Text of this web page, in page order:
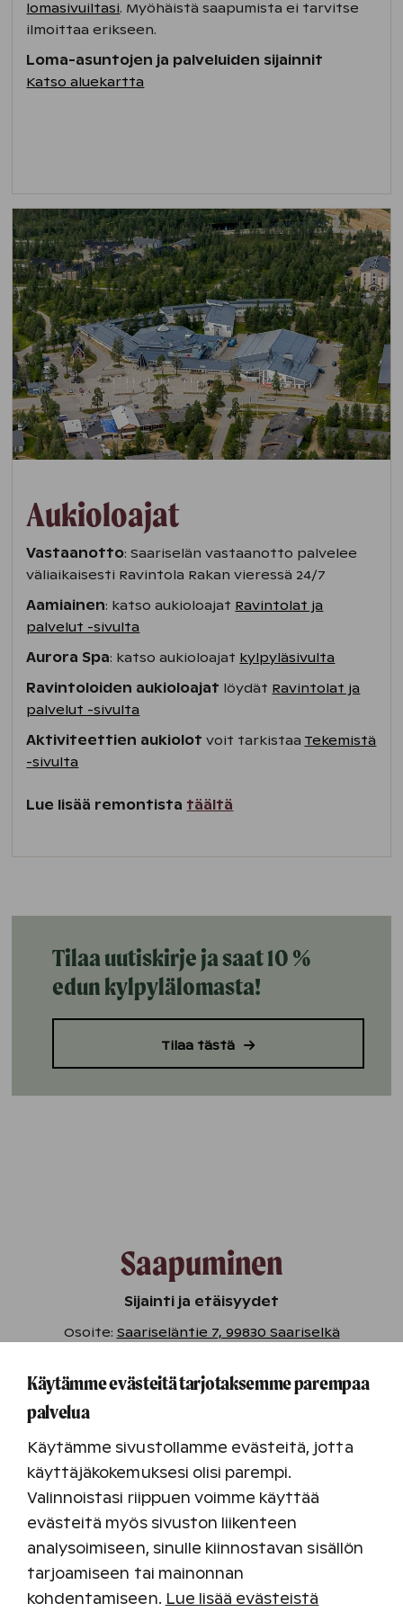
lomasivuiltasi. Myöhäistä saapumista ei tarvitse
ilmoittaa erikseen.
Loma-asuntojen ja palveluiden sijainnit
Katso aluekartta
Aukioloajat
Vastaanotto: Saariselän vastaanotto palvelee
väliaikaisesti Ravintola Rakan vieressä 24/7
Aamiainen: katso aukioloajat Ravintolat ja
palvelut -sivulta
Aurora Spa: katso aukioloajat kylpyläsivulta
Ravintoloiden aukioloajat löydät Ravintolat ja
palvelut -sivulta
Aktiviteettien aukiolot voit tarkistaa Tekemistä
-sivulta
Lue lisää remontista täältä
Tilaa uutiskirje ja saat 10 %
edun kylpylälomasta!
Tilaa tästä
Saapuminen
Sijainti ja etäisyydet
Osoite: Saariseläntie 7, 99830 Saariselkä
Ivalon keskusta 31 km / 25 min autolla
Rovaniemi 250 km / 3 h autolla
Saariselälle pääsee oman auton lisäksi helposti
lentämällä Ivaloon. Lentoaseman ja resortin välillä
on bussikuljetus lentoaikataulujen mukaan.
Lisätietoja Ivalon julkisesta liikenteestä
Pysäköinti
Pysäköinti Saariselällä on ilmaista ulkoalueilla.
Villas Spa Lodge 1:n ja Villas 2:n yhteydessä on
Käytämme evästeitä tarjotaksemme parempaa
palvelua
Käytämme sivustollamme evästeitä, jotta
käyttäjäkokemuksesi olisi parempi.
Valinnoistasi riippuen voimme käyttää
evästeitä myös sivuston liikenteen
analysoimiseen, sinulle kiinnostavan sisällön
tarjoamiseen tai mainonnan
kohdentamiseen. Lue lisää evästeistä